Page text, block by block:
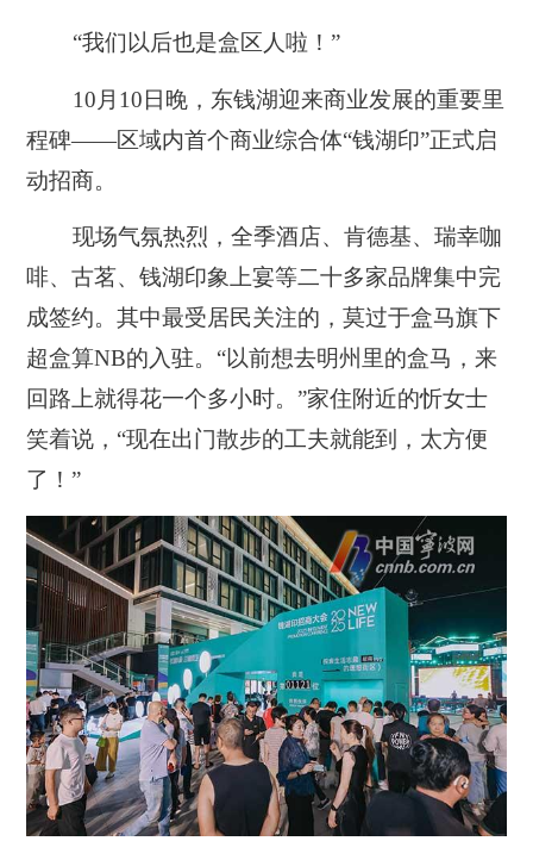
“我们以后也是盒区人啦！”
10月10日晚，东钱湖迎来商业发展的重要里
程碑——区域内首个商业综合体“钱湖印”正式启
动招商。
现场气氛热烈，全季酒店、肯德基、瑞幸咖
啡、古茗、钱湖印象上宴等二十多家品牌集中完
成签约。其中最受居民关注的，莫过于盒马旗下
超盒算NB的入驻。“以前想去明州里的盒马，来
回路上就得花一个多小时。”家住附近的忻女士
笑着说，“现在出门散步的工夫就能到，太方便
了！”